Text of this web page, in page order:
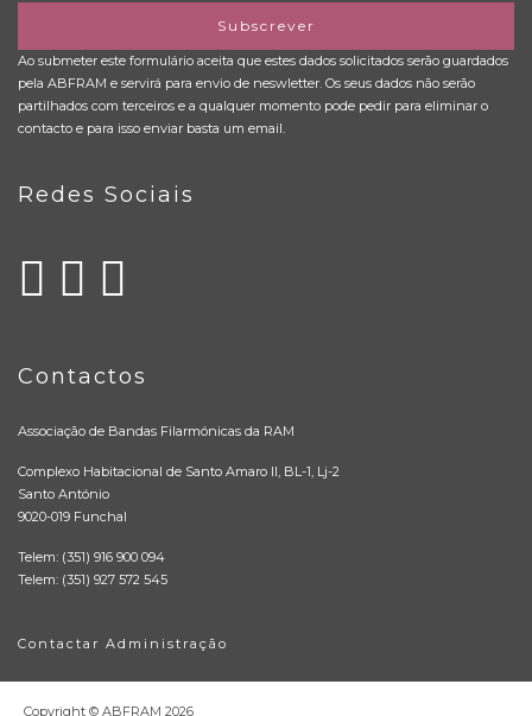
Subscrever
Ao submeter este formulário aceita que estes dados solicitados serão guardados
pela ABFRAM e servirá para envio de neswletter. Os seus dados não serão
partilhados com terceiros e a qualquer momento pode pedir para eliminar o
contacto e para isso enviar basta um email.
Redes Sociais
Contactos
Associação de Bandas Filarmónicas da RAM
Complexo Habitacional de Santo Amaro II, BL-1, Lj-2
Santo António
9020-019 Funchal
Telem: (351) 916 900 094
Telem: (351) 927 572 545
Contactar Administração
Copyright © ABFRAM 2026